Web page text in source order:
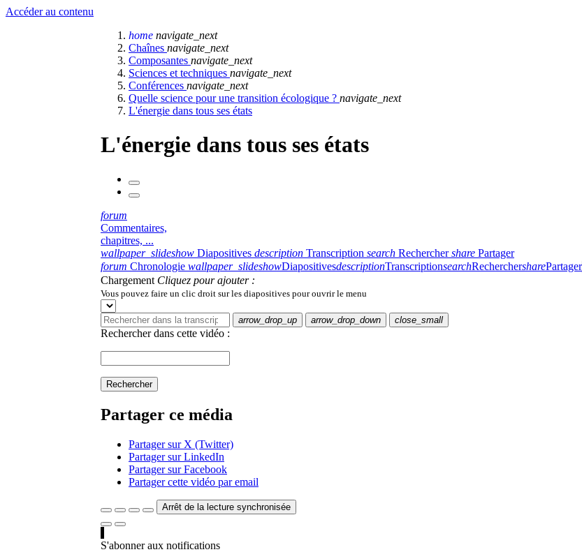
Accéder au contenu
home navigate_next
Chaînes navigate_next
Composantes navigate_next
Sciences et techniques navigate_next
Conférences navigate_next
Quelle science pour une transition écologique ? navigate_next
L'énergie dans tous ses états
L'énergie dans tous ses états
forum
Commentaires,
chapitres, ...
wallpaper_slideshow Diapositives description Transcription search Rechercher share Partager
forum Chronologie wallpaper_slideshowDiapositivesdescriptionTranscriptionsearchRecherchersharePartager
Chargement Cliquez pour ajouter :
Vous pouvez faire un clic droit sur les diapositives pour ouvrir le menu
arrow_drop_up arrow_drop_down close_small
Rechercher dans cette vidéo :
Rechercher
Partager ce média
Partager sur X (Twitter)
Partager sur LinkedIn
Partager sur Facebook
Partager cette vidéo par email
Arrêt de la lecture synchronisée
S'abonner aux notifications